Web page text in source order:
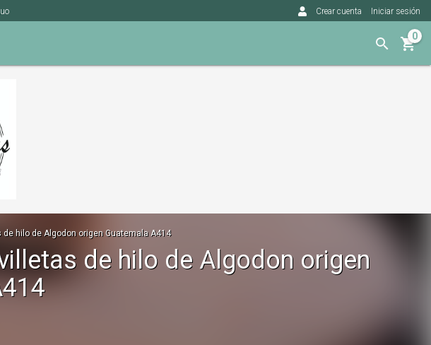
Crear cuenta Iniciar sesión
0
hilo de Algodon origen Guatemala A414
de hilo de Algodon origen